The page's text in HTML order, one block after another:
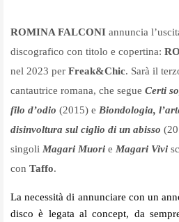
ROMINA FALCONI annuncia
discografico con titolo e copertina:
nel 2023 per Freak&Chic. Sarà il
cantautrice romana, che segue Certi
filo d’odio (2015) e Biondologia,
disinvoltura sul ciglio di un abisso
singoli Magari Muori e Magari Vivi
con Taffo.
La necessità di annunciare con un
disco è legata al concept, da